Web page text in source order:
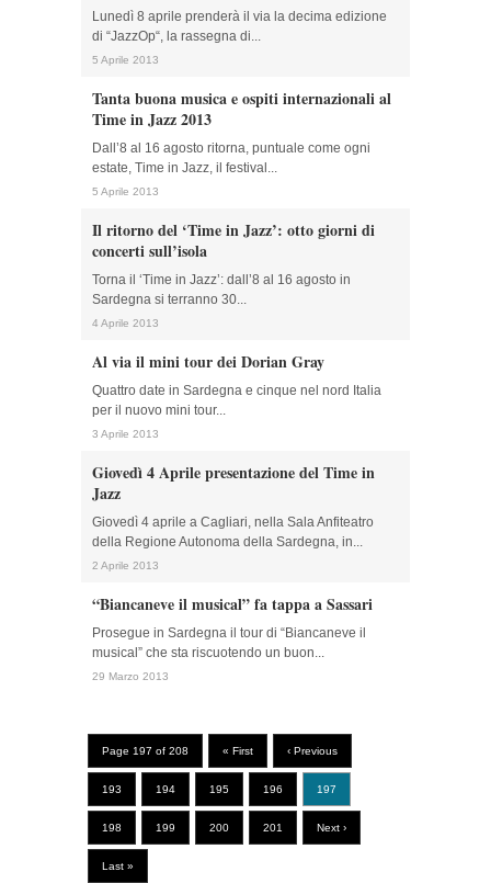
Lunedì 8 aprile prenderà il via la decima edizione
di “JazzOp“, la rassegna di...
5 Aprile 2013
Tanta buona musica e ospiti internazionali al
Time in Jazz 2013
Dall’8 al 16 agosto ritorna, puntuale come ogni
estate, Time in Jazz, il festival...
5 Aprile 2013
Il ritorno del ‘Time in Jazz’: otto giorni di
concerti sull’isola
Torna il ‘Time in Jazz’: dall’8 al 16 agosto in
Sardegna si terranno 30...
4 Aprile 2013
Al via il mini tour dei Dorian Gray
Quattro date in Sardegna e cinque nel nord Italia
per il nuovo mini tour...
3 Aprile 2013
Giovedì 4 Aprile presentazione del Time in
Jazz
Giovedì 4 aprile a Cagliari, nella Sala Anfiteatro
della Regione Autonoma della Sardegna, in...
2 Aprile 2013
“Biancaneve il musical” fa tappa a Sassari
Prosegue in Sardegna il tour di “Biancaneve il
musical” che sta riscuotendo un buon...
29 Marzo 2013
Page 197 of 208 « First ‹ Previous
193 194 195 196 197
198 199 200 201 Next ›
Last »